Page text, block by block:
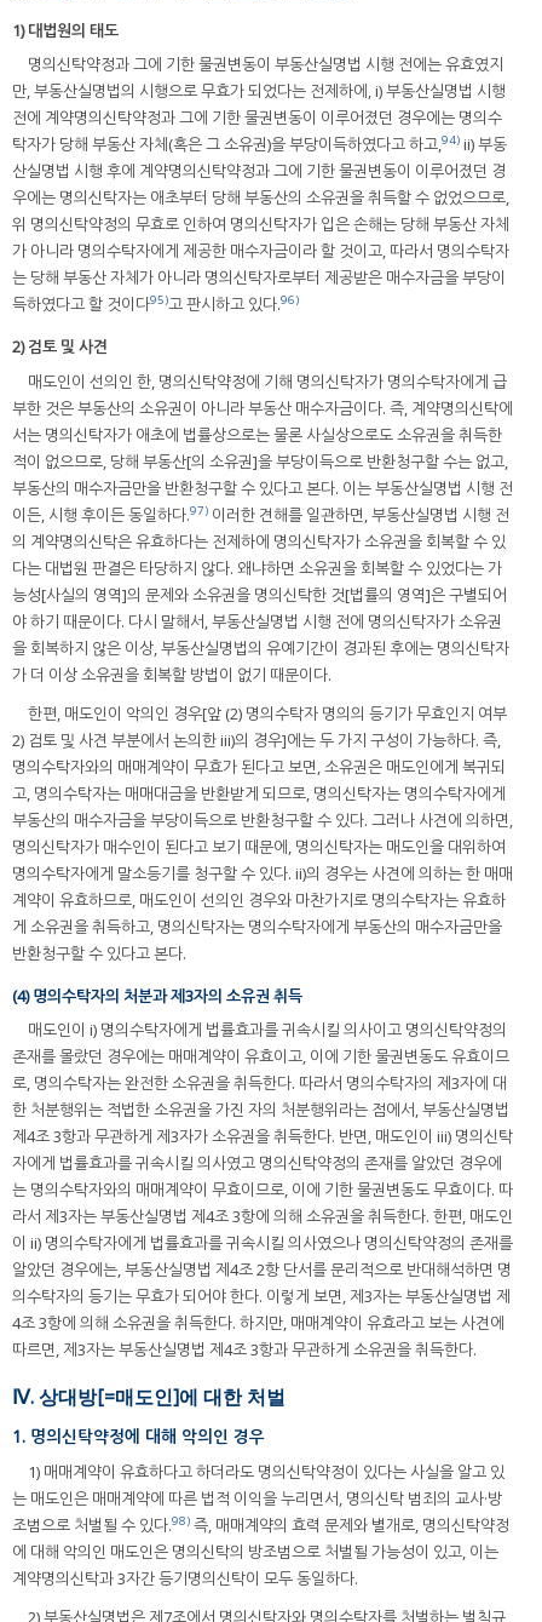
1) 대법원의 태도
명의신탁약정과 그에 기한 물권변동이 부동산실명법 시행 전에는 유효였지
만, 부동산실명법의 시행으로 무효가 되었다는 전제하에, i) 부동산실명법 시행
전에 계약명의신탁약정과 그에 기한 물권변동이 이루어졌던 경우에는 명의수
탁자가 당해 부동산 자체(혹은 그 소유권)을 부당이득하였다고 하고,94) ii) 부동
산실명법 시행 후에 계약명의신탁약정과 그에 기한 물권변동이 이루어졌던 경
우에는 명의신탁자는 애초부터 당해 부동산의 소유권을 취득할 수 없었으므로,
위 명의신탁약정의 무효로 인하여 명의신탁자가 입은 손해는 당해 부동산 자체
가 아니라 명의수탁자에게 제공한 매수자금이라 할 것이고, 따라서 명의수탁자
는 당해 부동산 자체가 아니라 명의신탁자로부터 제공받은 매수자금을 부당이
득하였다고 할 것이다95)고 판시하고 있다.96)
2) 검토 및 사견
매도인이 선의인 한, 명의신탁약정에 기해 명의신탁자가 명의수탁자에게 급
부한 것은 부동산의 소유권이 아니라 부동산 매수자금이다. 즉, 계약명의신탁에
서는 명의신탁자가 애초에 법률상으로는 물론 사실상으로도 소유권을 취득한
적이 없으므로, 당해 부동산[의 소유권]을 부당이득으로 반환청구할 수는 없고,
부동산의 매수자금만을 반환청구할 수 있다고 본다. 이는 부동산실명법 시행 전
이든, 시행 후이든 동일하다.97) 이러한 견해를 일관하면, 부동산실명법 시행 전
의 계약명의신탁은 유효하다는 전제하에 명의신탁자가 소유권을 회복할 수 있
다는 대법원 판결은 타당하지 않다. 왜냐하면 소유권을 회복할 수 있었다는 가
능성[사실의 영역]의 문제와 소유권을 명의신탁한 것[법률의 영역]은 구별되어
야 하기 때문이다. 다시 말해서, 부동산실명법 시행 전에 명의신탁자가 소유권
을 회복하지 않은 이상, 부동산실명법의 유예기간이 경과된 후에는 명의신탁자
가 더 이상 소유권을 회복할 방법이 없기 때문이다.
한편, 매도인이 악의인 경우[앞 (2) 명의수탁자 명의의 등기가 무효인지 여부
2) 검토 및 사견 부분에서 논의한 iii)의 경우]에는 두 가지 구성이 가능하다. 즉,
명의수탁자와의 매매계약이 무효가 된다고 보면, 소유권은 매도인에게 복귀되
고, 명의수탁자는 매매대금을 반환받게 되므로, 명의신탁자는 명의수탁자에게
부동산의 매수자금을 부당이득으로 반환청구할 수 있다. 그러나 사견에 의하면,
명의신탁자가 매수인이 된다고 보기 때문에, 명의신탁자는 매도인을 대위하여
명의수탁자에게 말소등기를 청구할 수 있다. ii)의 경우는 사견에 의하는 한 매매
계약이 유효하므로, 매도인이 선의인 경우와 마찬가지로 명의수탁자는 유효하
게 소유권을 취득하고, 명의신탁자는 명의수탁자에게 부동산의 매수자금만을
반환청구할 수 있다고 본다.
(4) 명의수탁자의 처분과 제3자의 소유권 취득
매도인이 i) 명의수탁자에게 법률효과를 귀속시킬 의사이고 명의신탁약정의
존재를 몰랐던 경우에는 매매계약이 유효이고, 이에 기한 물권변동도 유효이므
로, 명의수탁자는 완전한 소유권을 취득한다. 따라서 명의수탁자의 제3자에 대
한 처분행위는 적법한 소유권을 가진 자의 처분행위라는 점에서, 부동산실명법
제4조 3항과 무관하게 제3자가 소유권을 취득한다. 반면, 매도인이 iii) 명의신탁
자에게 법률효과를 귀속시킬 의사였고 명의신탁약정의 존재를 알았던 경우에
는 명의수탁자와의 매매계약이 무효이므로, 이에 기한 물권변동도 무효이다. 따
라서 제3자는 부동산실명법 제4조 3항에 의해 소유권을 취득한다. 한편, 매도인
이 ii) 명의수탁자에게 법률효과를 귀속시킬 의사였으나 명의신탁약정의 존재를
알았던 경우에는, 부동산실명법 제4조 2항 단서를 문리적으로 반대해석하면 명
의수탁자의 등기는 무효가 되어야 한다. 이렇게 보면, 제3자는 부동산실명법 제
4조 3항에 의해 소유권을 취득한다. 하지만, 매매계약이 유효라고 보는 사견에
따르면, 제3자는 부동산실명법 제4조 3항과 무관하게 소유권을 취득한다.
Ⅳ. 상대방[=매도인]에 대한 처벌
1. 명의신탁약정에 대해 악의인 경우
1) 매매계약이 유효하다고 하더라도 명의신탁약정이 있다는 사실을 알고 있
는 매도인은 매매계약에 따른 법적 이익을 누리면서, 명의신탁 범죄의 교사·방
조범으로 처벌될 수 있다.98) 즉, 매매계약의 효력 문제와 별개로, 명의신탁약정
에 대해 악의인 매도인은 명의신탁의 방조범으로 처벌될 가능성이 있고, 이는
계약명의신탁과 3자간 등기명의신탁이 모두 동일하다.
2) 부동산실명법은 제7조에서 명의신탁자와 명의수탁자를 처벌하는 벌칙규